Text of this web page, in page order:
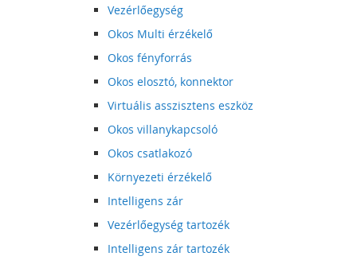
Vezérlőegység
Okos Multi érzékelő
Okos fényforrás
Okos elosztó, konnektor
Virtuális asszisztens eszköz
Okos villanykapcsoló
Okos csatlakozó
Környezeti érzékelő
Intelligens zár
Vezérlőegység tartozék
Intelligens zár tartozék